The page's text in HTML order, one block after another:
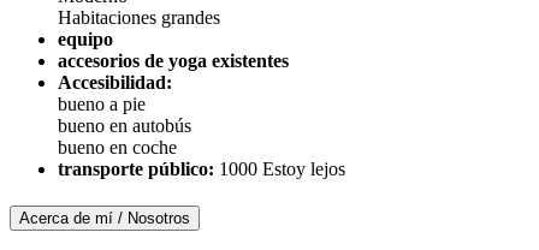
Habitaciones grandes
equipo
accesorios de yoga existentes
Accesibilidad:
bueno a pie
bueno en autobús
bueno en coche
transporte público: 1000 Estoy lejos
Acerca de mí / Nosotros